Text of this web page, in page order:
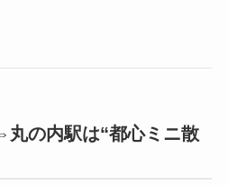
の内駅は“都心ミニ散